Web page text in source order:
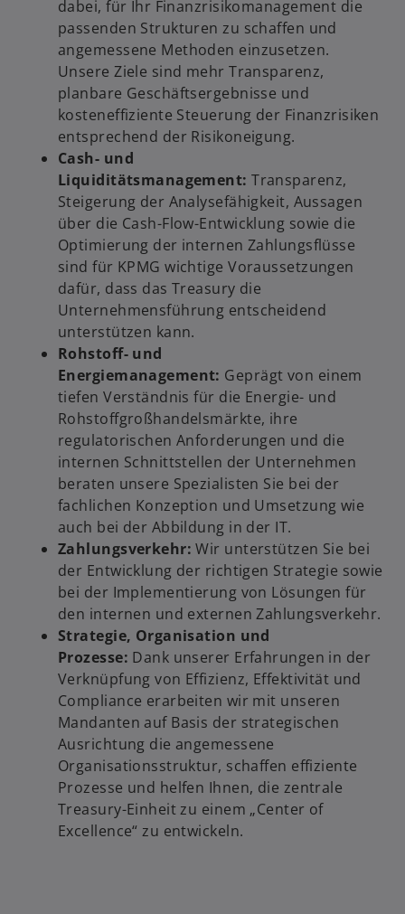
dabei, für Ihr Finanzrisikomanagement die
passenden Strukturen zu schaffen und
angemessene Methoden einzusetzen.
Unsere Ziele sind mehr Transparenz,
planbare Geschäftsergebnisse und
kosteneffiziente Steuerung der Finanzrisiken
entsprechend der Risikoneigung.
Cash- und
Liquiditätsmanagement: Transparenz,
Steigerung der Analysefähigkeit, Aussagen
über die Cash-Flow-Entwicklung sowie die
Optimierung der internen Zahlungsflüsse
sind für KPMG wichtige Voraussetzungen
dafür, dass das Treasury die
Unternehmensführung entscheidend
unterstützen kann.
Rohstoff- und
Energiemanagement: Geprägt von einem
tiefen Verständnis für die Energie- und
Rohstoffgroßhandelsmärkte, ihre
regulatorischen Anforderungen und die
internen Schnittstellen der Unternehmen
beraten unsere Spezialisten Sie bei der
fachlichen Konzeption und Umsetzung wie
auch bei der Abbildung in der IT.
Zahlungsverkehr:Wir unterstützen Sie bei
der Entwicklung der richtigen Strategie sowie
bei der Implementierung von Lösungen für
den internen und externen Zahlungsverkehr.
Strategie, Organisation und
Prozesse: Dank unserer Erfahrungen in der
Verknüpfung von Effizienz, Effektivität und
Compliance erarbeiten wir mit unseren
Mandanten auf Basis der strategischen
Ausrichtung die angemessene
Organisationsstruktur, schaffen effiziente
Prozesse und helfen Ihnen, die zentrale
Treasury-Einheit zu einem „Center of
Excellence“ zu entwickeln.